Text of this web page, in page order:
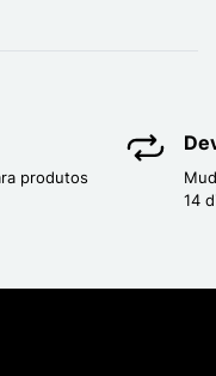
produtos
14